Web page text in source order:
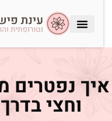
נפטרים
וחצי